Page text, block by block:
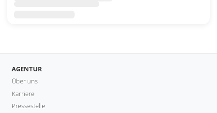
AGENTUR
Über uns
Karriere
Pressestelle